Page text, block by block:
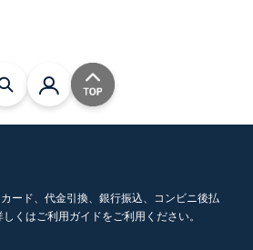
ード、代金引換、銀行振込、コンビニ後払
くはご利用ガイドをご利用ください。